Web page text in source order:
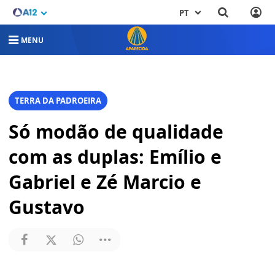
PT
MENU
TERRA DA PADROEIRA
Só modão de qualidade
com as duplas: Emílio e
Gabriel e Zé Marcio e
Gustavo